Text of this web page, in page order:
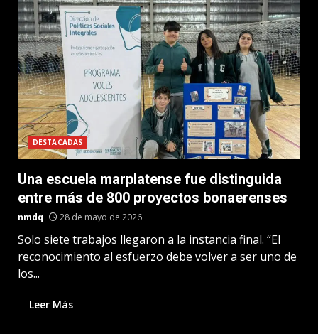
DESTACADAS
Una escuela marplatense fue distinguida
entre más de 800 proyectos bonaerenses
nmdq 28 de mayo de 2026
Solo siete trabajos llegaron a la instancia final. “El
reconocimiento al esfuerzo debe volver a ser uno de
los...
Leer Más